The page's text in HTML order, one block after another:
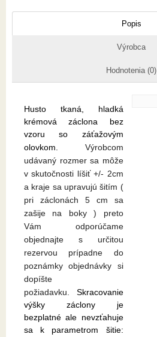
Popis
Výrobca
Hodnotenia (0)
Husto tkaná, hladká
krémová záclona bez
vzoru so záťažovým
olovkom. Výrobcom
udávaný rozmer sa môže
v skutočnosti líšiť +/- 2cm
a kraje sa upravujú šitím (
pri záclonách 5 cm sa
zašije na boky ) preto
Vám odporúčame
objednajte s určitou
rezervou prípadne do
poznámky objednávky si
dopíšte
požiadavku. Skracovanie
výšky záclony je
bezplatné ale nevzťahuje
sa k parametrom šitie: